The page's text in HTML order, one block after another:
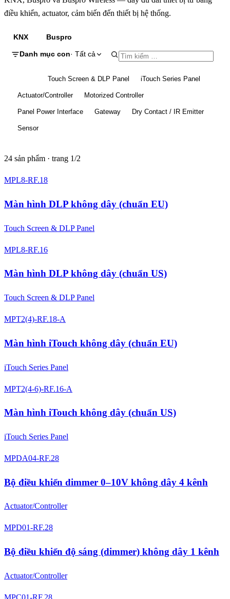
điều khiển, actuator, cảm biến đến thiết bị hệ thống.
KNX Buspro
Danh mục con· Tất cả
Touch Screen & DLP Panel iTouch Series Panel
Actuator/Controller Motorized Controller
Panel Power Interface Gateway Dry Contact / IR Emitter
Sensor
24 sản phẩm · trang 1/2
MPL8-RF.18
Màn hình DLP không dây (chuẩn EU)
Touch Screen & DLP Panel
MPL8-RF.16
Màn hình DLP không dây (chuẩn US)
Touch Screen & DLP Panel
MPT2(4)-RF.18-A
Màn hình iTouch không dây (chuẩn EU)
iTouch Series Panel
MPT2(4-6)-RF.16-A
Màn hình iTouch không dây (chuẩn US)
iTouch Series Panel
MPDA04-RF.28
Bộ điều khiển dimmer 0–10V không dây 4 kênh
Actuator/Controller
MPD01-RF.28
Bộ điều khiển độ sáng (dimmer) không dây 1 kênh
Actuator/Controller
MPC01-RF.28